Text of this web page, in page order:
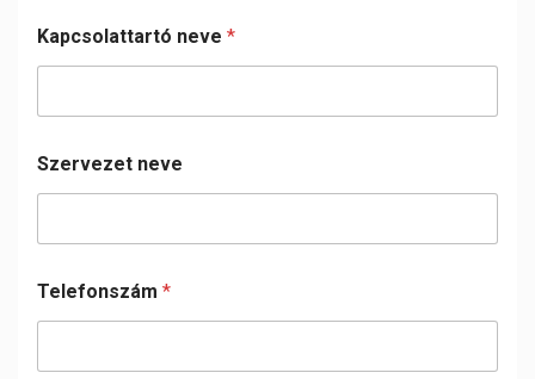
Kapcsolattartó neve *
Szervezet neve
Telefonszám *